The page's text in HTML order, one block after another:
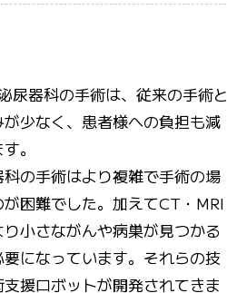
尿器科の手術は、従来の手術と
少なく、患者様への負担も減
。
の手術はより複雑で手術の場
困難でした。加えてCT・MRI
小さながんや病巣が見つかる
になっています。それらの技
援ロボットが開発されてきま